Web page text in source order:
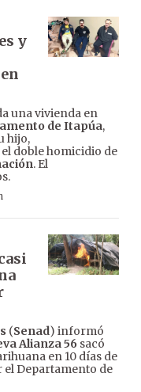
y
una vivienda en
de Itapúa,
hijo,
doble homicidio de
. El
(Senad) informó
Alianza 56 sacó
en 10 días de
el Departamento de